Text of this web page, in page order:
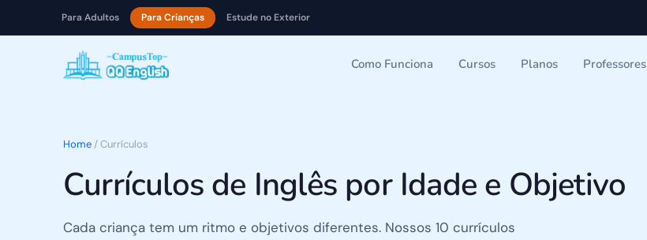
Para Adultos Para Crianças Estude no Exterior
Como Funciona Cursos Planos Professores
Home /Currículos
Currículos de Inglês por Idade e Objetivo
Cada criança tem um ritmo e objetivos diferentes. Nossos 10 currículos